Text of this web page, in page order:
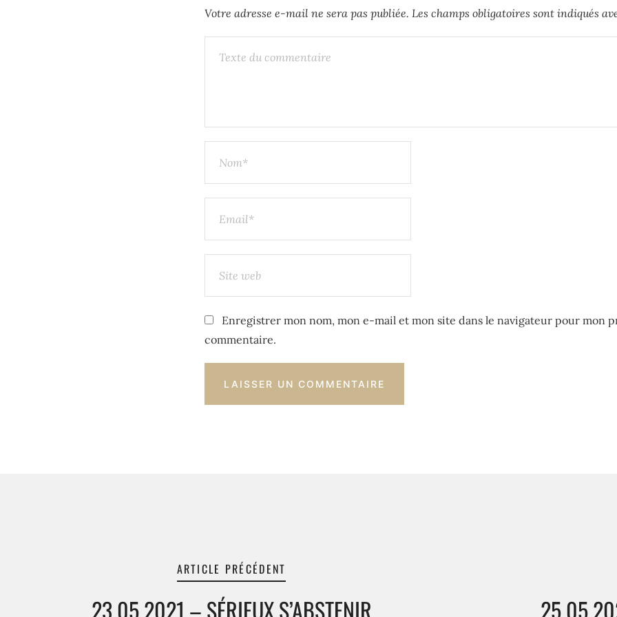
Votre adresse e-mail ne sera pas publiée. Les champs obligatoires sont indiqués
Enregistrer mon nom, mon e-mail et mon site dans le navigateur pour mon
commentaire.
ARTICLE PRÉCÉDENT
23 05 2021 – SÉRIEUX S’ABSTENIR 25 05